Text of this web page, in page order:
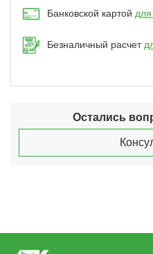
Банковской картой
Безналичный расчет
Остались